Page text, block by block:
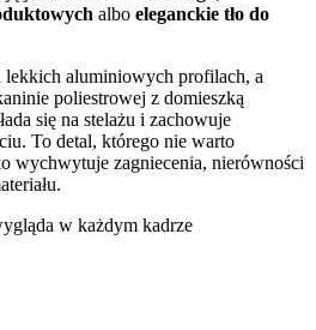
albo eleganckie tło do
lekkich aluminiowych profilach, a
poliestrowej z domieszką
się na stelażu i zachowuje
To detal, którego nie warto
wychwytuje zagniecenia, nierówności
w każdym kadrze